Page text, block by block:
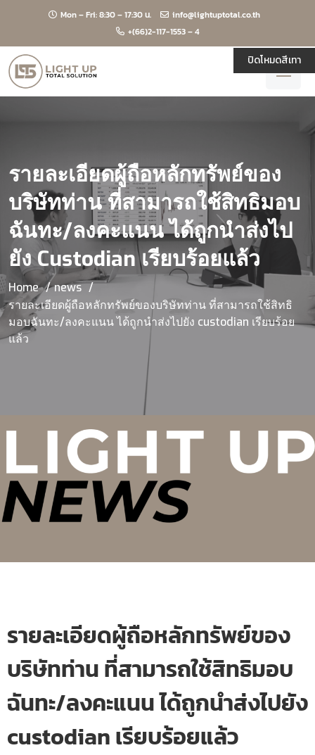
Mon – Fri: 8:30 – 17:30 น.
info@lightuptotal.co.th
+(66)2-117-1553 – 4
รายละเอียดผู้ถือหลักทรัพย์ของ
บริษัทท่าน ที่สามารถใช้สิทธิมอบ
ฉันทะ/ลงคะแนน ได้ถูกนำส่งไป
ยัง Custodian เรียบร้อยแล้ว
Home
news
รายละเอียดผู้ถือหลักทรัพย์ของบริษัทท่าน ที่สามารถใช้สิทธิ
มอบฉันทะ/ลงคะแนน ได้ถูกนำส่งไปยัง custodian เรียบร้อย
แล้ว
รายละเอียดผู้ถือหลักทรัพย์ของ
บริษัทท่าน ที่สามารถใช้สิทธิมอบ
ฉันทะ/ลงคะแนน ได้ถูกนำส่งไปยัง
custodian เรียบร้อยแล้ว
ปิดโหมดสีเทา